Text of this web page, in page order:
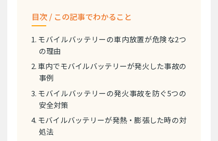
目次 / この記事でわかること
1. モバイルバッテリーの車内放置が危険な2つ
の理由
2. 車内でモバイルバッテリーが発火した事故の
事例
3. モバイルバッテリーの発火事故を防ぐ5つの
安全対策
4. モバイルバッテリーが発熱・膨張した時の対
処法